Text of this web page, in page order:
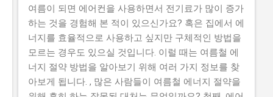
설명하겠습니다. 따라서 이 글을 읽고 2026년 -브랜드 챌
린지 참여기업 모집 연장 공고를 신청하여 소상공인 지원
금 을 받으세요. 📋 목차 이 사업, 정말 받을 수 있을까? 신
청 자격과 준비물 지원 내용과 실제 혜택 단계별 신청 방
법 탈락하는 이유와 합격 전략 지금 신청하러 가기 이 사
업, 정말 받을 수 있을까? 이 사업이 뭔지, 지원 규모, 연간
선발 인원, 경쟁률 2026년 -브랜드 챌린지 참여기업 모집
여름이 되면 에어컨을 사용하면서 전기료가 많이 증가
하는 것을 경험해 본 적이 있으신가요? 혹은 집에서 에
너지를 효율적으로 사용하고 싶지만 구체적인 방법을
모르는 경우도 있으실 것입니다. 이럴 때는 여름철 에
너지 절약 방법을 알아보기 위해 여러 가지 정보를 찾
아보게 됩니다. , 많은 사람들이 여름철 에너지 절약을